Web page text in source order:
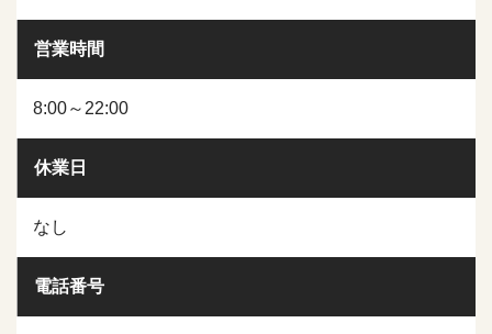
営業時間
8:00～22:00
休業日
なし
電話番号